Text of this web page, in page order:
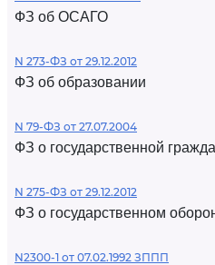
ФЗ об ОСАГО
N 273-ФЗ от 29.12.2012
ФЗ об образовании
N 79-ФЗ от 27.07.2004
ФЗ о государственной
N 275-ФЗ от 29.12.2012
ФЗ о государственном
N2300-1 от 07.02.1992 ЗППП